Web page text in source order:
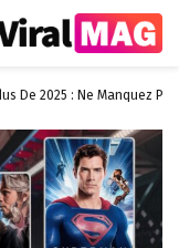
De 2025 : Ne Manquez